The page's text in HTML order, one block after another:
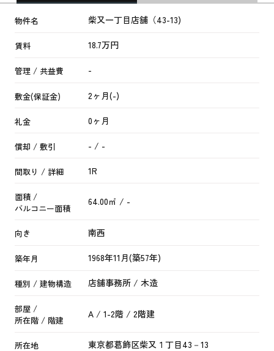
物件名 柴又一丁目店舗（43-13)
賃料 18.7万円
管理 / 共益費 -
敷金(保証金) 2ヶ月(-)
礼金 0ヶ月
償却 / 敷引 - / -
間取り / 詳細 1R
面積 /
バルコニー面積
64.00㎡ / -
向き 南西
築年月 1968年11月(築57年)
種別 / 建物構造 店舗事務所 / 木造
部屋 /
所在階 / 階建
A / 1-2階 / 2階建
所在地 東京都葛飾区柴又１丁目43－13